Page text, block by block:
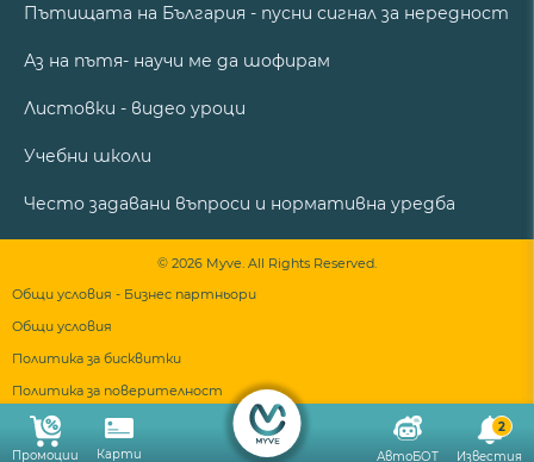
Промоции Карти АвтоБОТ
2
Известия
Пътищата на България - пусни сигнал за нередност
Аз на пътя- научи ме да шофирам
Листовки - видео уроци
Учебни школи
Често задавани въпроси и нормативна уредба
© 2026 Myve. All Rights Reserved.
Общи условия - Бизнес партньори
Общи условия
Политика за бисквитки
Политика за поверителност